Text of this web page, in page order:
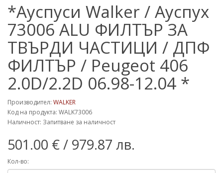
*Ауспуси Walker / Ауспух
73006 ALU ФИЛТЪР ЗА
ТВЪРДИ ЧАСТИЦИ / ДПФ
ФИЛТЪР / Peugeot 406
2.0D/2.2D 06.98-12.04 *
Производител: WALKER
Код на продукта: WALK73006
Наличност: Запитване за наличност
501.00 €/ 979.87 лв.
Кол-во: